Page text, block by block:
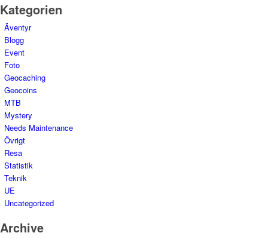
Kategorien
Äventyr
Blogg
Event
Foto
Geocaching
Geocoins
MTB
Mystery
Needs Maintenance
Övrigt
Resa
Statistik
Teknik
UE
Uncategorized
Archive